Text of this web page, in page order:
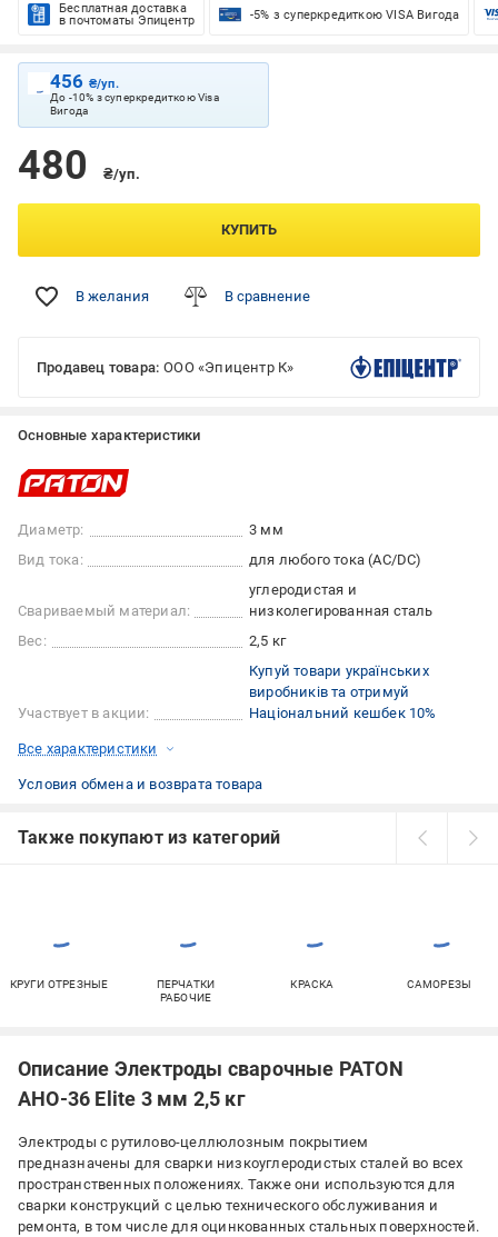
Бесплатная доставка
в почтоматы Эпицентр
-5% з суперкредиткою VISA Вигода
456 ₴/уп.
До -10% з суперкредиткою Visa
Вигода
480 ₴/уп.
КУПИТЬ
В желания В сравнение
Продавец товара: ООО «Эпицентр К»
Основные характеристики
Диаметр:
3 мм
Вид тока:
для любого тока (AC/DC)
Свариваемый материал:
углеродистая и
низколегированная сталь
Вес:
2,5 кг
Участвует в акции:
Купуй товари українських
виробників та отримуй
Національний кешбек 10%
Все характеристики
Условия обмена и возврата товара
Также покупают из категорий
КРУГИ ОТРЕЗНЫЕ
ПЕРЧАТКИ
РАБОЧИЕ
КРАСКА САМОРЕЗЫ
Описание Электроды сварочные PATON
АНО-36 Elite 3 мм 2,5 кг
Электроды с рутилово-целлюлозным покрытием
предназначены для сварки низкоуглеродистых сталей во всех
пространственных положениях. Также они используются для
сварки конструкций с целью технического обслуживания и
ремонта, в том числе для оцинкованных стальных поверхностей.